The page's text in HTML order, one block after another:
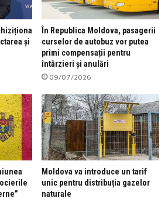
și
În Republica Moldova, pasagerii
curselor de autobuz vor putea
primi compensații pentru
întârzieri și anulări
09/07/2026
Moldova va introduce un tarif
unic pentru distribuția gazelor
naturale